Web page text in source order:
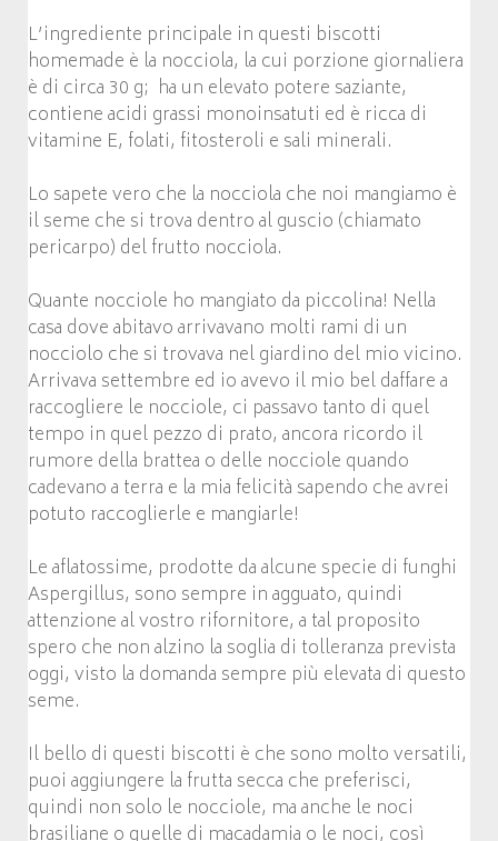
L’ingrediente principale in questi biscotti
homemade è la nocciola, la cui porzione giornaliera
è di circa 30 g; ha un elevato potere saziante,
contiene acidi grassi monoinsatuti ed è ricca di
vitamine E, folati, fitosteroli e sali minerali.
Lo sapete vero che la nocciola che noi mangiamo è
il seme che si trova dentro al guscio (chiamato
pericarpo) del frutto nocciola.
Quante nocciole ho mangiato da piccolina! Nella
casa dove abitavo arrivavano molti rami di un
nocciolo che si trovava nel giardino del mio vicino.
Arrivava settembre ed io avevo il mio bel daffare a
raccogliere le nocciole, ci passavo tanto di quel
tempo in quel pezzo di prato, ancora ricordo il
rumore della brattea o delle nocciole quando
cadevano a terra e la mia felicità sapendo che avrei
potuto raccoglierle e mangiarle!
Le aflatossime, prodotte da alcune specie di funghi
Aspergillus, sono sempre in agguato, quindi
attenzione al vostro rifornitore, a tal proposito
spero che non alzino la soglia di tolleranza prevista
oggi, visto la domanda sempre più elevata di questo
seme.
Il bello di questi biscotti è che sono molto versatili,
puoi aggiungere la frutta secca che preferisci,
quindi non solo le nocciole, ma anche le noci